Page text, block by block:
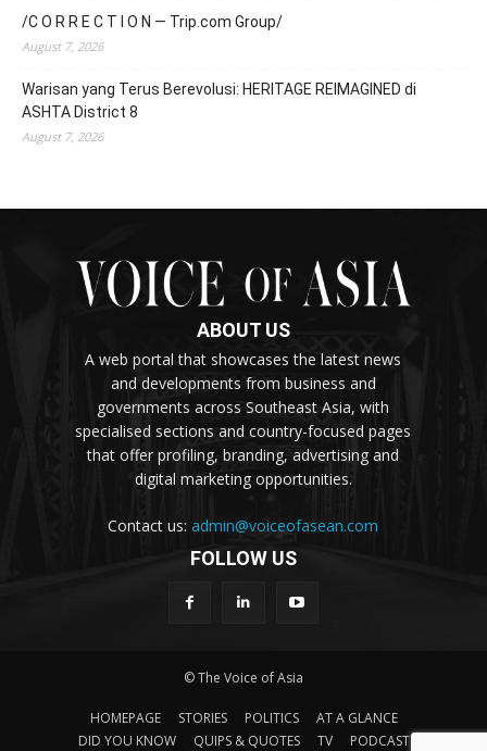
/C O R R E C T I O N — Trip.com Group/
August 7, 2026
Warisan yang Terus Berevolusi: HERITAGE REIMAGINED di
ASHTA District 8
August 7, 2026
ABOUT US
A web portal that showcases the latest news
and developments from business and
governments across Southeast Asia, with
specialised sections and country-focused pages
that offer profiling, branding, advertising and
digital marketing opportunities.
Contact us:admin@voiceofasean.com
FOLLOW US
© The Voice of Asia
HOMEPAGE STORIES POLITICS
AT A GLANCE
DID YOU KNOW
QUIPS & QUOTES TV PODCAST